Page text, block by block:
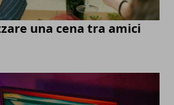
una cena tra amici